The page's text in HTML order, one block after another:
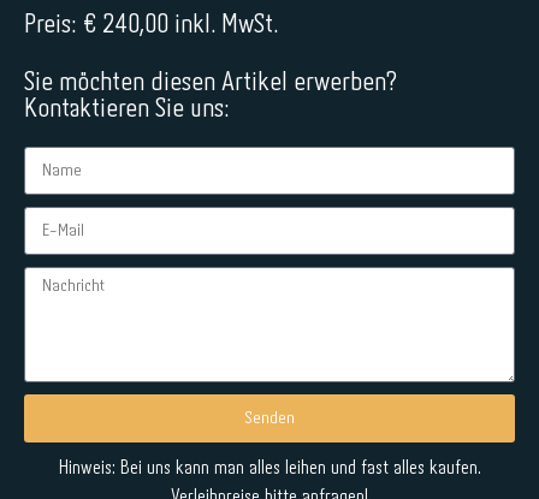
Preis: € 240,00 inkl. MwSt.
Sie möchten diesen Artikel erwerben?
Kontaktieren Sie uns:
Senden
Alternative:
Hinweis: Bei uns kann man alles leihen und fast alles kaufen.